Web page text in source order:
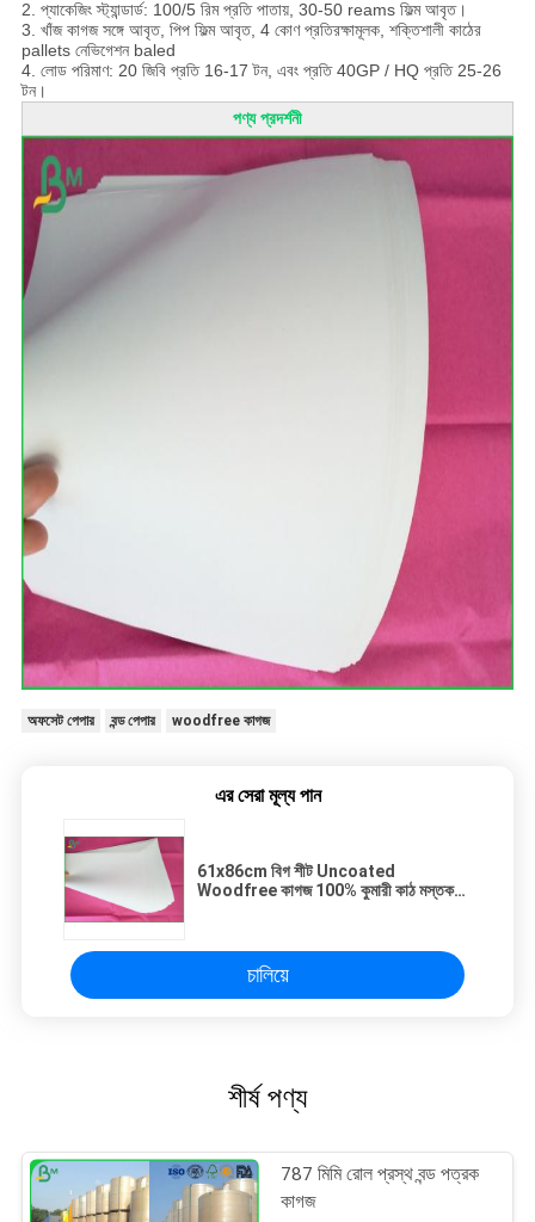
2. প্যাকেজিং স্ট্যান্ডার্ড: 100/5 রিম প্রতি পাতায়, 30-50 reams ফিল্ম আবৃত।
3. খাঁজ কাগজ সঙ্গে আবৃত, পিপ ফিল্ম আবৃত, 4 কোণ প্রতিরক্ষামূলক, শক্তিশালী কাঠের
pallets নেভিগেশন baled
4. লোড পরিমাণ: 20 জিবি প্রতি 16-17 টন, এবং প্রতি 40GP / HQ প্রতি 25-26
টন।
পণ্য প্রদর্শনী
অফসেট পেপার বন্ড পেপার woodfree কাগজ
এর সেরা মূল্য পান
61x86cm বিগ শীট Uncoated
Woodfree কাগজ 100% কুমারী কাঠ মস্তক
চালিয়ে
শীর্ষ পণ্য
787 মিমি রোল প্রস্থ বন্ড পত্রক
কাগজ